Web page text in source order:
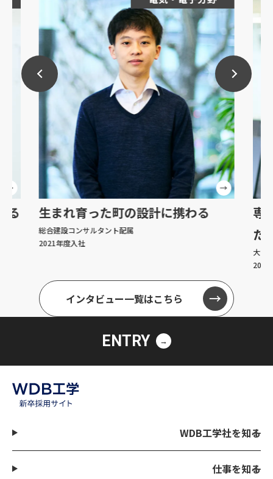
る 生まれ育った町の設計に携わる
総合建設コンサルタント配属
2021年度入社
専
た
大学
2021
インタビュー一覧はこちら
ENTRY
WDB工学社を知る
仕事を知る